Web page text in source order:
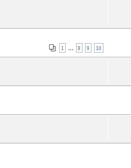
1 ... 8 9 10